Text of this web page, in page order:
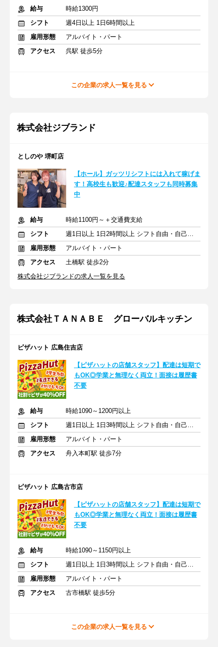
給与
時給1300円
シフト
週4日以上 1日6時間以上
雇用形態
アルバイト・パート
アクセス
呉駅 徒歩5分
この企業の求人一覧を見る
株式会社ジブランド
としのや 堺町店
【ホール】ガッツリシフトには入れて稼げま
す！高校生も歓迎♪配達スタッフも同時募集
中
給与
時給1100円～＋交通費支給
シフト
週1日以上 1日2時間以上 シフト自由・自己申告
雇用形態
アルバイト・パート
アクセス
土橋駅 徒歩2分
株式会社ジブランドの求人一覧を見る
株式会社ＴＡＮＡＢＥ グローバルキッチン
ピザハット 広島住吉店
【ピザハットの店舗スタッフ】配達は短期で
もOK◎学業と無理なく両立！面接は履歴書
不要
給与
時給1090～1200円以上
シフト
週1日以上 1日3時間以上 シフト自由・自己申告
雇用形態
アルバイト・パート
アクセス
舟入本町駅 徒歩7分
ピザハット 広島古市店
【ピザハットの店舗スタッフ】配達は短期で
もOK◎学業と無理なく両立！面接は履歴書
不要
給与
時給1090～1150円以上
シフト
週1日以上 1日3時間以上 シフト自由・自己申告
雇用形態
アルバイト・パート
アクセス
古市橋駅 徒歩5分
この企業の求人一覧を見る